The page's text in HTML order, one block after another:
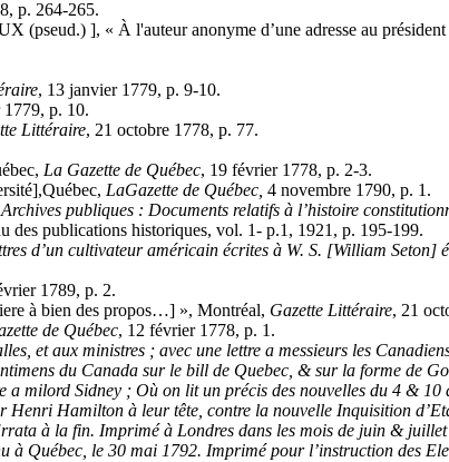
p. 264-265.
], « À l'auteur anonyme d’une adresse au président
, 13 janvier 1779, p. 9-10.
p. 10.
Littéraire, 21 octobre 1778, p. 77.
La Gazette de Québec, 19 février 1778, p. 2-3.
LaGazette de Québec, 4 novembre 1790, p. 1.
Archives publiques : Documents relatifs à l’histoire
des publications historiques, vol. 1- p.1, 1921, p. 195-199.
d’un cultivateur américain écrites à W. S. [William Seton]
1789, p. 2.
à bien des propos…] », Montréal, Gazette Littéraire, 21
de Québec, 12 février 1778, p. 1.
et aux ministres ; avec une lettre a messieurs les
du Canada sur le bill de Quebec, & sur la forme de
Sidney ; Où on lit un précis des nouvelles du 4 & 10
Hamilton à leur tête, contre la nouvelle Inquisition
à la fin. Imprimé à Londres dans les mois de juin & juillet
Québec, le 30 mai 1792. Imprimé pour l’instruction des